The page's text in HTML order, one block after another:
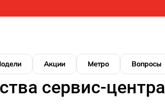
Акции Метро Вопросы
сервис-центра